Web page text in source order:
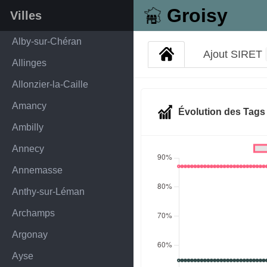
Groisy
Villes
Alby-sur-Chéran
Allinges
Allonzier-la-Caille
Amancy
Ambilly
Annecy
Annemasse
Anthy-sur-Léman
Archamps
Argonay
Ayse
Ajout SIRET
Évolution des